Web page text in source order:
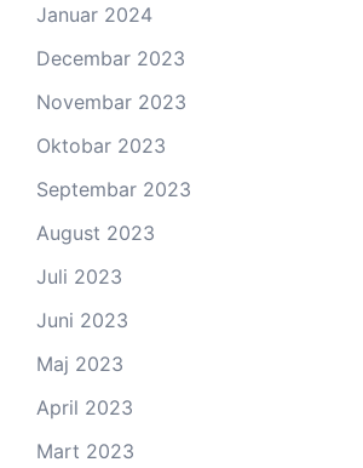
Januar 2024
Decembar 2023
Novembar 2023
Oktobar 2023
Septembar 2023
August 2023
Juli 2023
Juni 2023
Maj 2023
April 2023
Mart 2023